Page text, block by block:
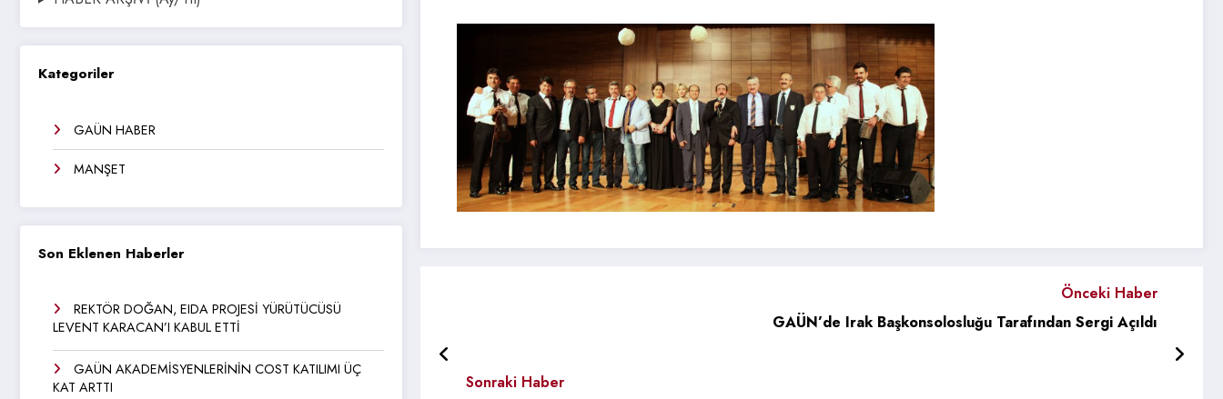
Kategoriler
GAÜN HABER
MANŞET
Son Eklenen Haberler
REKTÖR DOĞAN, EIDA PROJESİ YÜRÜTÜCÜSÜ
LEVENT KARACAN’I KABUL ETTİ
GAÜN AKADEMİSYENLERİNİN COST KATILIMI ÜÇ
KAT ARTTI
Önceki Haber
GAÜN’de Irak Başkonsolosluğu Tarafından Sergi Açıldı
Sonraki Haber